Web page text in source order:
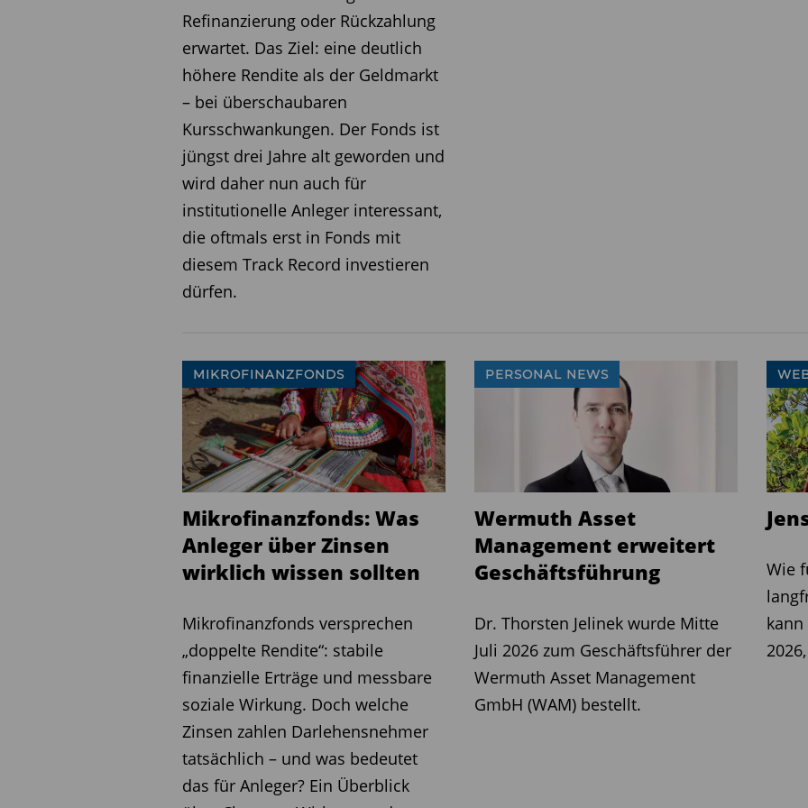
Refinanzierung oder Rückzahlung
erwartet. Das Ziel: eine deutlich
höhere Rendite als der Geldmarkt
– bei überschaubaren
Kursschwankungen. Der Fonds ist
jüngst drei Jahre alt geworden und
wird daher nun auch für
institutionelle Anleger interessant,
die oftmals erst in Fonds mit
diesem Track Record investieren
dürfen.
MIKROFINANZFONDS
Mikrofinanzfonds: Was
Anleger über Zinsen
wirklich wissen sollten
Mikrofinanzfonds versprechen
„doppelte Rendite“: stabile
finanzielle Erträge und messbare
soziale Wirkung. Doch welche
Zinsen zahlen Darlehensnehmer
tatsächlich – und was bedeutet
das für Anleger? Ein Überblick
PERSONAL NEWS
Wermuth Asset
Management erweitert
Geschäftsführung
Dr. Thorsten Jelinek wurde Mitte
Juli 2026 zum Geschäftsführer der
Wermuth Asset Management
GmbH (WAM) bestellt.
Wie